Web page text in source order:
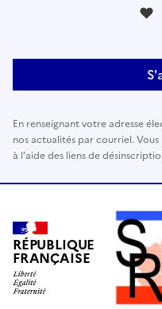
s
e
r
c
e
h
a
m
p
v
En renseignant votre adresse
nos actualités par courriel.
à l’aide des liens de
RÉPUBLIQUE
FRANÇAISE